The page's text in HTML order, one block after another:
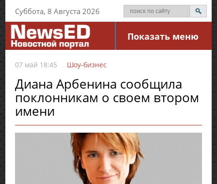
Суббота, 8 Августа 2026
Показать меню
07 май 18:45 Шоу-бизнес
Диана Арбенина сообщила
поклонникам о своем втором
имени